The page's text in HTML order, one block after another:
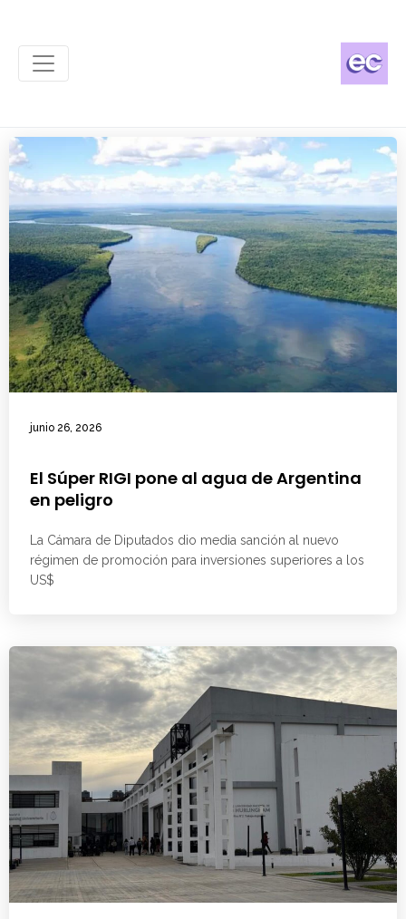
junio 26, 2026
El Súper RIGI pone al agua de Argentina
en peligro
La Cámara de Diputados dio media sanción al nuevo
régimen de promoción para inversiones superiores a los
US$